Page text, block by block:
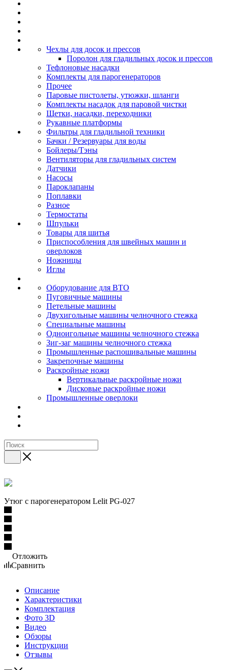
Чехлы для досок и прессов
Поролон для гладильных досок и прессов
Тефлоновые насадки
Комплекты для парогенераторов
Прочее
Паровые пистолеты, утюжки, шланги
Комплекты насадок для паровой чистки
Щетки, насадки, переходники
Рукавные платформы
Фильтры для гладильной техники
Бачки / Резервуары для воды
Бойлеры/Тэны
Вентиляторы для гладильных систем
Датчики
Насосы
Пароклапаны
Поплавки
Разное
Термостаты
Шпульки
Товары для шитья
Приспособления для швейных машин и
оверлоков
Ножницы
Иглы
Оборудование для ВТО
Пуговичные машины
Петельные машины
Двухигольные машины челночного стежка
Специальные машины
Одноигольные машины челночного стежка
Зиг-заг машины челночного стежка
Промышленные распошивальные машины
Закрепочные машины
Раскройные ножи
Вертикальные раскройные ножи
Дисковые раскройные ножи
Промышленные оверлоки
Утюг с парогенератором Lelit PG-027
Отложить
Сравнить
Описание
Характеристики
Комплектация
Фото 3D
Видео
Обзоры
Инструкции
Отзывы